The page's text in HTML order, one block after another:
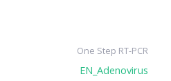
One Step RT-PCR
EN_Adenovirus